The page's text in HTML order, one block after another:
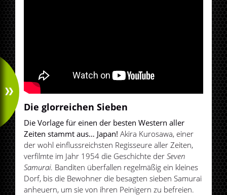
Die glorreichen Sieben
Die Vorlage für einen der besten Western aller
Zeiten stammt aus… Japan!Akira Kurosawa, einer
der wohl einflussreichsten Regisseure aller Zeiten,
verfilmte im Jahr 1954 die Geschichte derSeven
Samurai. Banditen überfallen regelmäßig ein kleines
Dorf, bis die Bewohner die besagten sieben Samurai
anheuern, um sie von ihren Peinigern zu befreien.